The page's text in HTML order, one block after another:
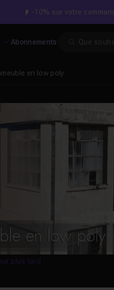
-10% sur votre
Abonnements
en low poly
plus tard